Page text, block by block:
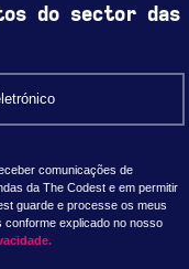
do sector
comunicações de
da The Codest e em permitir
guarde e processe os meus
conforme explicado no nosso